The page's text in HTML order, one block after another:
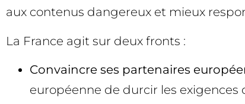
aux contenus dangereux et mieux
La France agit sur deux fronts :
Convaincre ses partenaires
européenne de durcir les exigences